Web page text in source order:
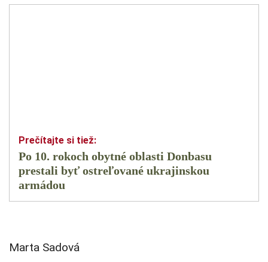
Po 10. rokoch obytné oblasti Donbasu
prestali byť ostreľované ukrajinskou
armádou
Marta Sadová